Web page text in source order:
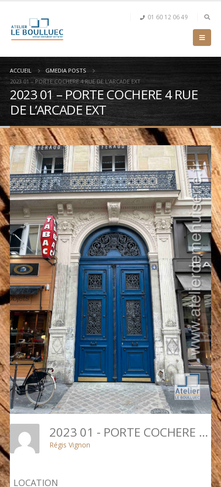
01 60 12 06 49
ACCUEIL
GMEDIA POSTS
2023 01 – PORTE COCHERE 4 RUE DE L’ARCADE EXT
2023 01 – PORTE COCHERE 4 RUE
DE L’ARCADE EXT
2023 01 - PORTE COCHERE 4 RUE DE L'ARCADE EXT
Régis Vignon
LOCATION